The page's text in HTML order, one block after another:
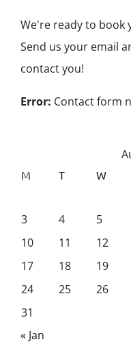
We're ready to book
Send us your email
contact you!
Error: Contact form
M T W
3
4 5
10
11 12
17
18 19
24
25 26
31
« Jan